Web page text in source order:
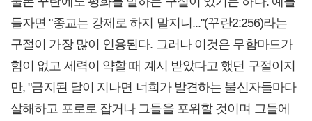
들자면 "종교는 강제로 하지 말지니..."(꾸란2:256)라는
구절이 가장 많이 인용된다. 그러나 이것은 무함마드가
힘이 없고 세력이 약할 때 계시 받았다고 했던 구절이지
만, "금지된 달이 지나면 너희가 발견하는 불신자들마다
살해하고 포로로 잡거나 그들을 포위할 것이며 그들에